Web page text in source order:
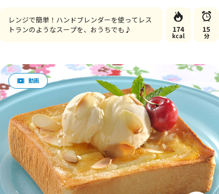
レンジで簡単！ハンドブレンダーを使ってレス
トランのようなスープを、おうちでも♪
174
kcal
15
分